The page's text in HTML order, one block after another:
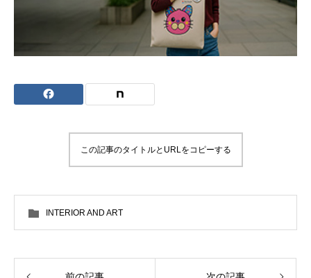
この記事のタイトルとURLをコピーする
INTERIOR AND ART